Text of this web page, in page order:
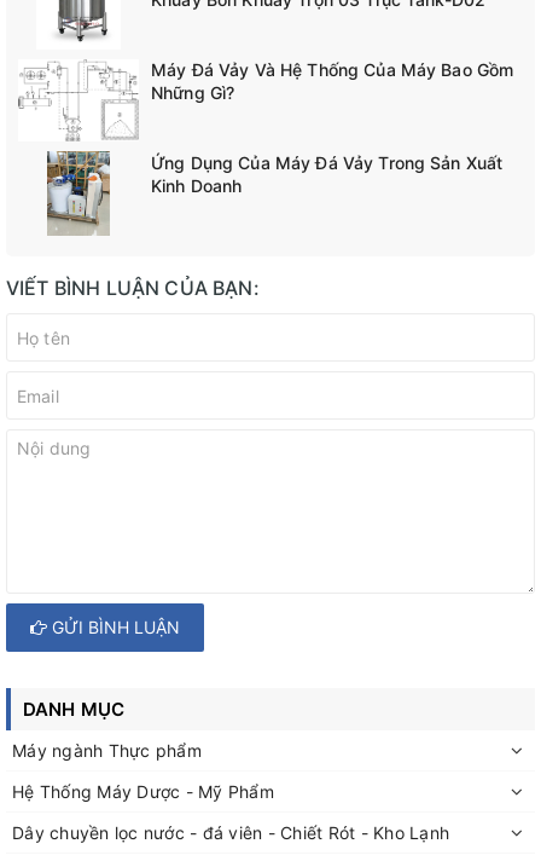
Máy Đá Vảy Và Hệ Thống Của Máy Bao Gồm
Những Gì?
Ứng Dụng Của Máy Đá Vảy Trong Sản Xuất
Kinh Doanh
VIẾT BÌNH LUẬN CỦA BẠN:
GỬI BÌNH LUẬN
DANH MỤC
Máy ngành Thực phẩm
Hệ Thống Máy Dược - Mỹ Phẩm
Dây chuyền lọc nước - đá viên - Chiết Rót - Kho Lạnh